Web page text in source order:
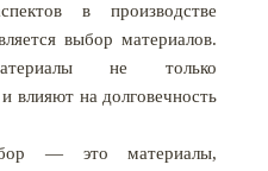
в производстве
выбор материалов.
не только
влияют на долговечность
— это материалы,